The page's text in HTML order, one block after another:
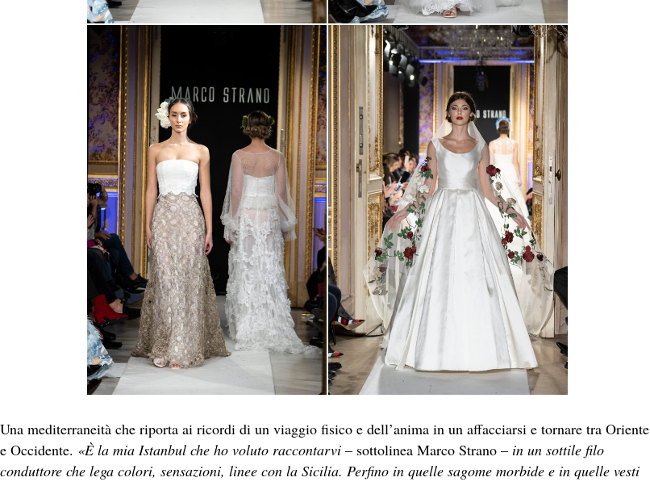
Una mediterraneità che riporta ai ricordi di un viaggio fisico e dell’anima in un affacciarsi e tornare tra Oriente
e Occidente. «È la mia Istanbul che ho voluto raccontarvi – sottolinea Marco Strano – in un sottile filo
conduttore che lega colori, sensazioni, linee con la Sicilia. Perfino in quelle sagome morbide e in quelle vesti